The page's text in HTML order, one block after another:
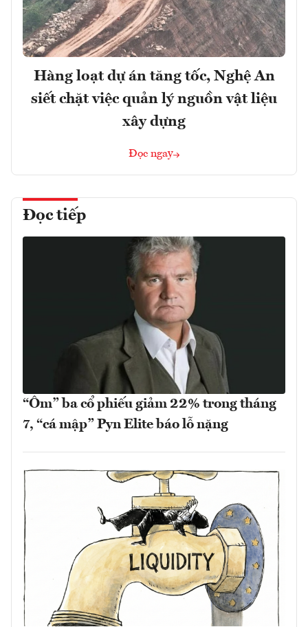
Hàng loạt dự án tăng tốc, Nghệ An
siết chặt việc quản lý nguồn vật liệu
xây dựng
Đọc ngay
Đọc tiếp
“Ôm” ba cổ phiếu giảm 22% trong tháng
7, “cá mập” Pyn Elite báo lỗ nặng